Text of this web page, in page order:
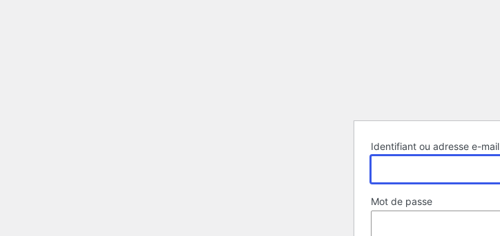
Identifiant ou adresse e-mail
Mot de passe